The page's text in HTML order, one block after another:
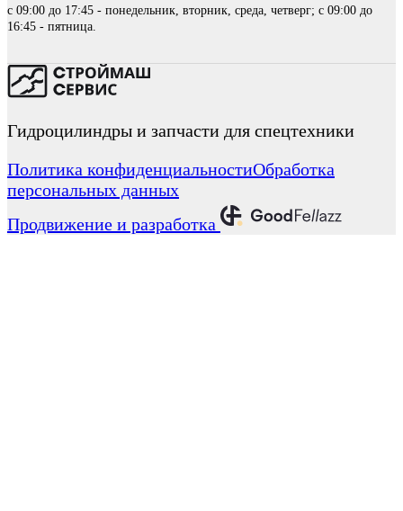
с 09:00 до 17:45 - понедельник, вторник, среда, четверг; с 09:00 до
16:45 - пятница.
Гидроцилиндры и запчасти для спецтехники
Политика конфиденциальностиОбработка
персональных данных
Продвижение и разработка